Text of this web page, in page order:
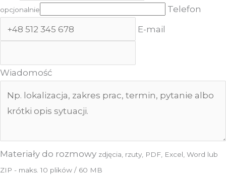
opcjonalnie
Telefon
E-mail
Wiadomość
Materiały do rozmowy zdjęcia, rzuty, PDF, Excel, Word lub
ZIP - maks. 10 plików / 60 MB